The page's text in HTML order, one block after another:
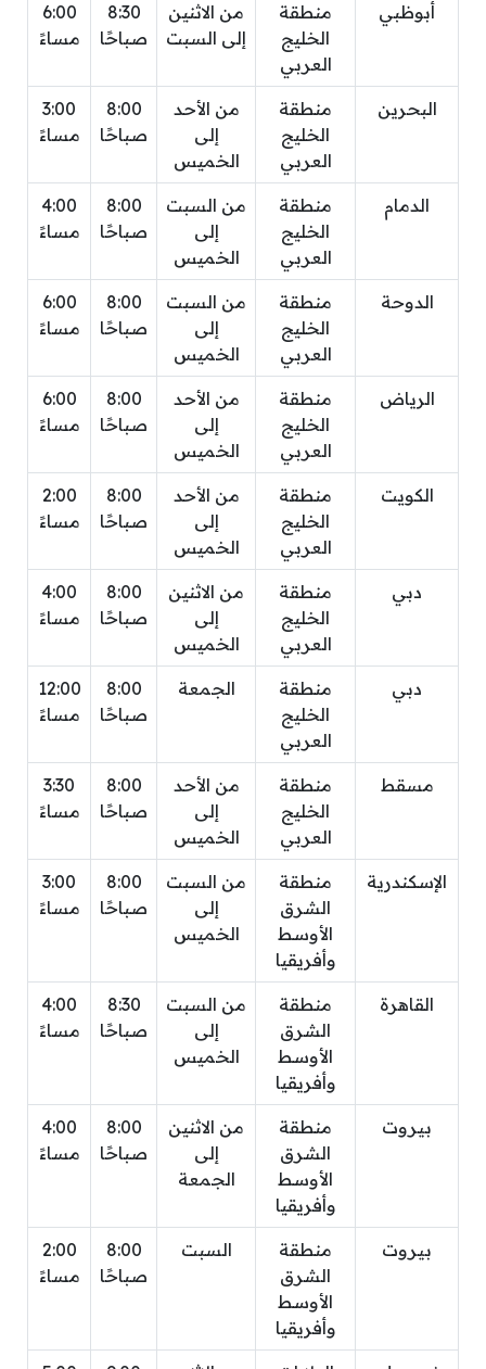
أبوظبي
منطقة
الخليج
العربي
من الاثنين
إلى السبت
8:30
صباحًا
6:00
مساءً
البحرين
منطقة
الخليج
العربي
من الأحد
إلى
الخميس
8:00
صباحًا
3:00
مساءً
الدمام
منطقة
الخليج
العربي
من السبت
إلى
الخميس
8:00
صباحًا
4:00
مساءً
الدوحة
منطقة
الخليج
العربي
من السبت
إلى
الخميس
8:00
صباحًا
6:00
مساءً
الرياض
منطقة
الخليج
العربي
من الأحد
إلى
الخميس
8:00
صباحًا
6:00
مساءً
الكويت
منطقة
الخليج
العربي
من الأحد
إلى
الخميس
8:00
صباحًا
2:00
مساءً
دبي
منطقة
الخليج
العربي
من الاثنين
إلى
الخميس
8:00
صباحًا
4:00
مساءً
دبي
منطقة
الخليج
العربي
الجمعة
8:00
صباحًا
12:00
مساءً
مسقط
منطقة
الخليج
العربي
من الأحد
إلى
الخميس
8:00
صباحًا
3:30
مساءً
الإسكندرية
منطقة
الشرق
الأوسط
وأفريقيا
من السبت
إلى
الخميس
8:00
صباحًا
3:00
مساءً
القاهرة
منطقة
الشرق
الأوسط
وأفريقيا
من السبت
إلى
الخميس
8:30
صباحًا
4:00
مساءً
بيروت
منطقة
الشرق
الأوسط
وأفريقيا
من الاثنين
إلى
الجمعة
8:00
صباحًا
4:00
مساءً
بيروت
منطقة
الشرق
الأوسط
وأفريقيا
السبت
8:00
صباحًا
2:00
مساءً